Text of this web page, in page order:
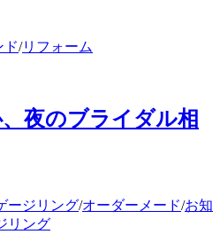
ド/リフォーム
夜のブライダル相
ージリング/オーダーメード/お知
リング